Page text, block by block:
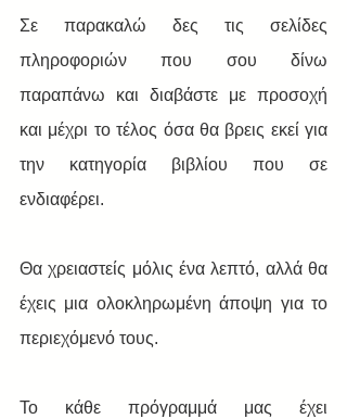
Σε παρακαλώ δες τις σελίδες
πληροφοριών που σου δίνω
παραπάνω και διαβάστε με προσοχή
και μέχρι το τέλος όσα θα βρεις εκεί για
την κατηγορία βιβλίου που σε
ενδιαφέρει.
Θα χρειαστείς μόλις ένα λεπτό, αλλά θα
έχεις μια ολοκληρωμένη άποψη για το
περιεχόμενό τους.
Το κάθε πρόγραμμά μας έχει